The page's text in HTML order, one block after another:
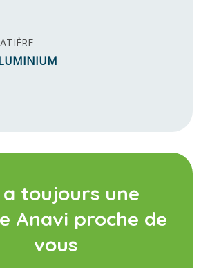
a toujours une
Anavi proche de
vous